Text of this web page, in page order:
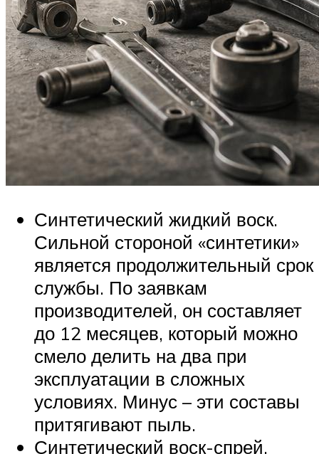
Синтетический жидкий воск.
Сильной стороной «синтетики»
является продолжительный срок
службы. По заявкам
производителей, он составляет
до 12 месяцев, который можно
смело делить на два при
эксплуатации в сложных
условиях. Минус – эти составы
притягивают пыль.
Синтетический воск-спрей.